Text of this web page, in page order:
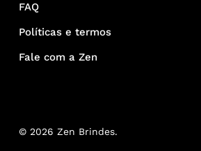
FAQ
Políticas e termos
Fale com a Zen
© 2026 Zen Brindes.